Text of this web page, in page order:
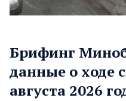
Брифинг
данные о ходе
августа 2026